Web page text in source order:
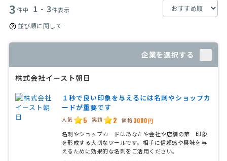
3件中 1 - 3件表示
並び順に関して
企業を選択する
株式会社イースト朝日
１秒で良い印象を与えるには名刺やショップカ
ードが重要です
人気 5 実績 2 価格 3000円
名刺やショップカードはあなたや会社や店舗の第一印象
を形成する大切なツールです。相手に信頼感や興味を与
えるために効果的な名刺をご活用ください。